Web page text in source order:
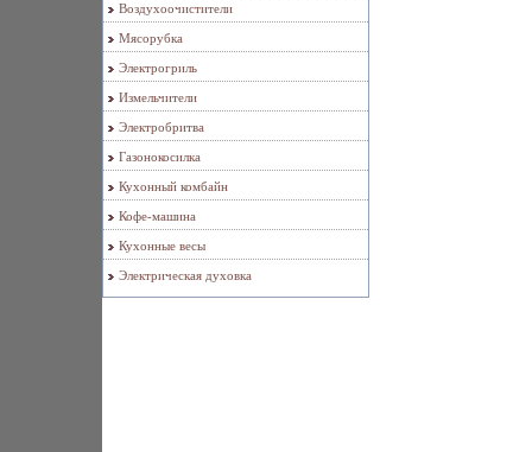
Воздухоочистители
Мясорубка
Электрогриль
Измельчители
Электробритва
Газонокосилка
Кухонный комбайн
Кофе-машина
Кухонные весы
Электрическая духовка